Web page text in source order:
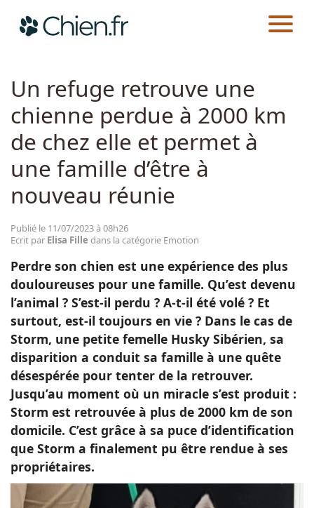
Races
Guides
CHIEN.FR ACTUALITÉS
Un refuge retrouve une
chienne perdue à 2000 km
de chez elle et permet à
une famille d’être à
nouveau réunie
Publié le 11/07/2023 à 08h26
Ecrit par Elisa Fille dans la catégorie Emotion
Perdre son chien est une expérience des plus
douloureuses pour une famille. Qu’est devenu
l’animal ? S’est-il perdu ? A-t-il été volé ? Et
surtout, est-il toujours en vie ? Dans le cas de
Storm, une petite femelle Husky Sibérien, sa
disparition a conduit sa famille à une quête
désespérée pour tenter de la retrouver.
Jusqu’au moment où un miracle s’est produit :
Storm est retrouvée à plus de 2000 km de son
domicile. C’est grâce à sa puce d’identification
que Storm a finalement pu être rendue à ses
propriétaires.